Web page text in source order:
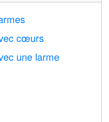
cœurs
une larme